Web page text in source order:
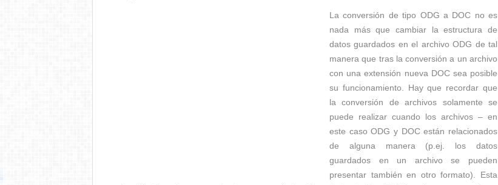
La conversión de tipo ODG a DOC no es
nada más que cambiar la estructura de
datos guardados en el archivo ODG de tal
manera que tras la conversión a un archivo
con una extensión nueva DOC sea posible
su funcionamiento. Hay que recordar que
la conversión de archivos solamente se
puede realizar cuando los archivos – en
este caso ODG y DOC están relacionados
de alguna manera (p.ej. los datos
guardados en un archivo se pueden
presentar también en otro formato). Esta